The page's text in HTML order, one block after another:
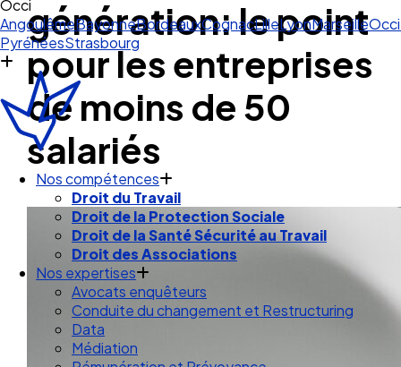
Occitanie
AngoulêmeBayonneBordeauxCognacLilleLyonMarseille
PyrénéesStrasbourg
Nos compétences
Droit du Travail
Droit de la Protection Sociale
Droit de la Santé Sécurité au Travail
Droit des Associations
Nos expertises
Avocats enquêteurs
Conduite du changement et Restructuring
Data
Médiation
génération: le point
pour les entreprises
de moins de 50
salariés